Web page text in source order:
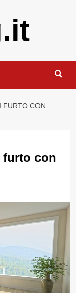
FURTO CON
furto con